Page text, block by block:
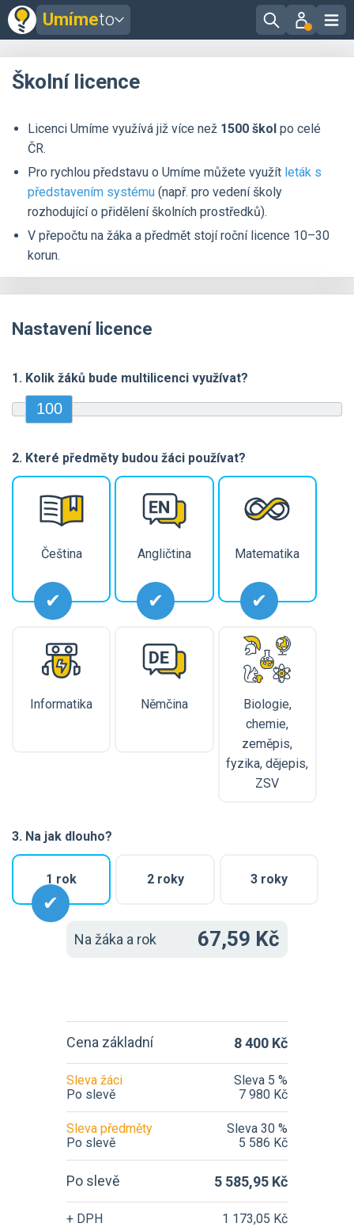
Umímeto
Školní licence
Licenci Umíme využívá již více než 1500 škol po celé
ČR.
Pro rychlou představu o Umíme můžete využít leták s
představením systému (např. pro vedení školy
rozhodující o přidělení školních prostředků).
V přepočtu na žáka a předmět stojí roční licence 10–⁠30
korun.
Nastavení licence
1. Kolik žáků bude multilicenci využívat?
100
2. Které předměty budou žáci používat?
Čeština Angličtina Matematika
Informatika Němčina
Biologie,
chemie,
zeměpis,
fyzika, dějepis,
ZSV
3. Na jak dlouho?
1 rok 2 roky 3 roky
Na žáka a rok 67,59 Kč
Cena základní 8 400 Kč
Sleva žáci
Sleva 5 %
Po slevě
7 980 Kč
Sleva předměty
Sleva 30 %
Po slevě
5 586 Kč
Po slevě 5 585,95 Kč
+ DPH 1 173,05 Kč